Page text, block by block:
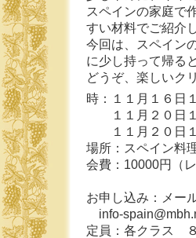
スペインの家庭で
すい材料でご紹介
今回は、スペイン
に少し持って帰る
どうぞ、楽しいク
時：１１月１６日
１１月２０日１
１１月２０日１
場所：スペイン料
会費：10000円（
お申し込み：メー
info-
定員：各クラス